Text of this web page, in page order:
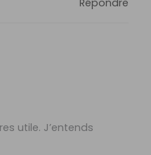
utile. J’entends